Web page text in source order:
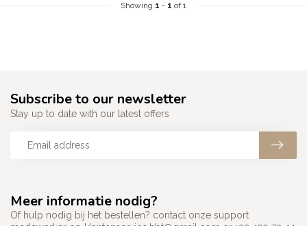
Showing 1 - 1 of 1
Meer informatie nodig?
Of hulp nodig bij het bestellen? contact onze support
Subscribe to our newsletter
Stay up to date with our latest offers